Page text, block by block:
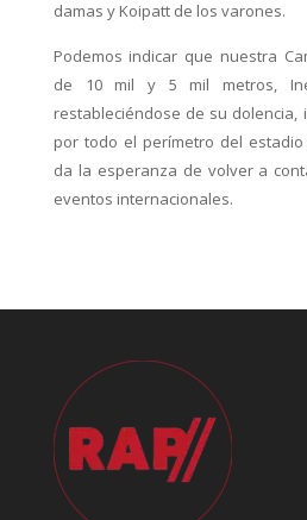
damas y Koipatt de los varones.
Podemos indicar que nuestra
de 10 mil y 5 mil metros,
restableciéndose de su dolencia,
por todo el perímetro del
da la esperanza de volver a
eventos internacionales.